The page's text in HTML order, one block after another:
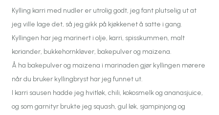
Kylling karri med nudler er utrolig godt, jeg fant plutselig ut at
jeg ville lage det, så jeg gikk på kjøkkenet å satte i gang.
Kyllingen har jeg marinert i olje, karri, spisskummen, malt
koriander, bukkehornkløver, bakepulver og maizena.
Å ha bakepulver og maizena i marinaden gjør kyllingen mørere
når du bruker kyllingbryst har jeg funnet ut.
I karri sausen hadde jeg hvitløk, chili, kokosmelk og ananasjuice,
og som garnityr brukte jeg squash, gul løk, sjampinjong og